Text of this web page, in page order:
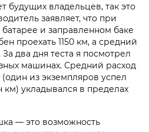
будущих владельцев, так это
заявляет, что при
и заправленном баке
проехать 1150 км, а средний
За два дня теста я посмотрел
машинах. Средний расход
из экземпляров успел
км) укладывался в пределах
— это возможность